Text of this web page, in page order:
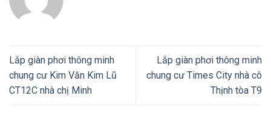
Lắp giàn phơi thông minh
chung cư Kim Văn Kim Lũ
CT12C nhà chị Minh
Lắp giàn phơi thông minh
chung cư Times City nhà cô
Thịnh tòa T9